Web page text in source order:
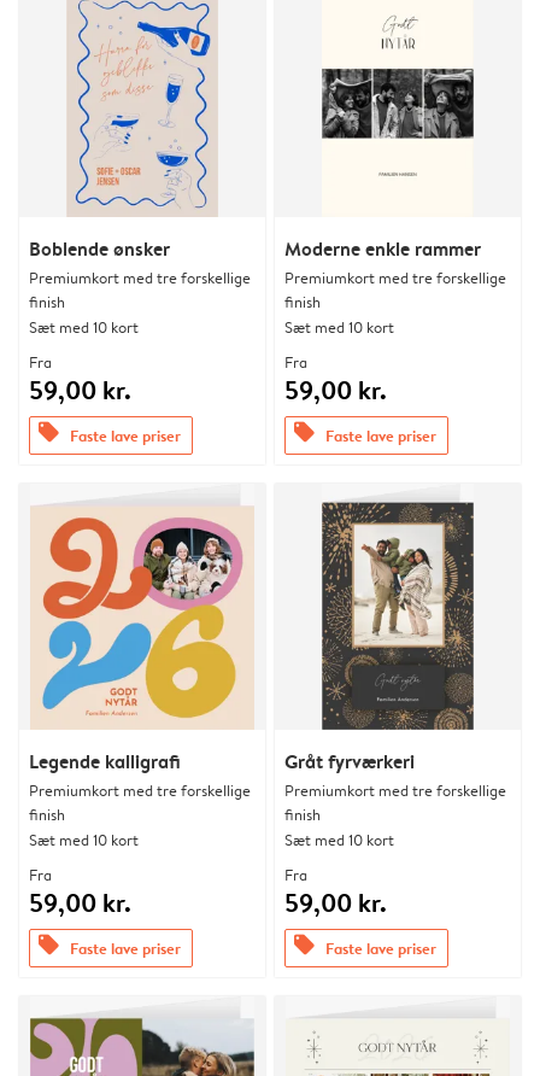
Boblende ønsker
Premiumkort med tre forskellige
finish
Sæt med 10 kort
Fra
59,00 kr.
offers Faste lave priser
Moderne enkle rammer
Premiumkort med tre forskellige
finish
Sæt med 10 kort
Fra
59,00 kr.
offers Faste lave priser
Legende kalligrafi
Premiumkort med tre forskellige
finish
Sæt med 10 kort
Fra
59,00 kr.
offers Faste lave priser
Gråt fyrværkeri
Premiumkort med tre forskellige
finish
Sæt med 10 kort
Fra
59,00 kr.
offers Faste lave priser